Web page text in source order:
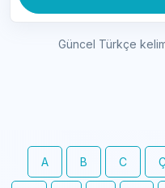
Güncel Türkçe
A B C Ç